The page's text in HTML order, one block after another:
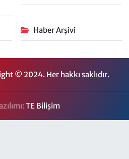
Haber Arşivi
© 2024. Her hakkı saklıdır.
TE Bilişim